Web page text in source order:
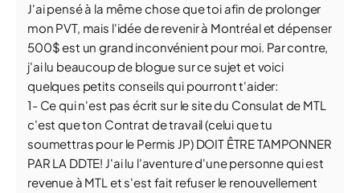
J'ai pensé à la même chose que toi afin de prolonger
mon PVT, mais l'idée de revenir à Montréal et dépenser
500$ est un grand inconvénient pour moi. Par contre,
j'ai lu beaucoup de blogue sur ce sujet et voici
quelques petits conseils qui pourront t'aider:
1- Ce qui n'est pas écrit sur le site du Consulat de MTL
c'est que ton Contrat de travail (celui que tu
soumettras pour le Permis JP) DOIT ÊTRE TAMPONNER
PAR LA DDTE! J'ai lu l'aventure d'une personne qui est
revenue à MTL et s'est fait refuser le renouvellement